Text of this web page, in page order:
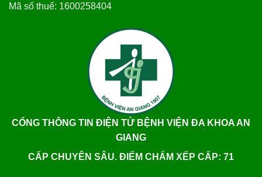
Mã số thuế: 1600258404
CỔNG THÔNG TIN ĐIỆN TỬ BỆNH VIỆN ĐA KHOA AN
GIANG
CẤP CHUYÊN SÂU. ĐIỂM CHẤM XẾP CẤP: 71